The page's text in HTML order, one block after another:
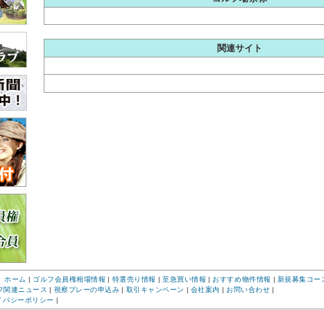
関連サイト
ホーム | ゴルフ会員権相場情報 | 特選売り情報 |至急買い情報 | おすすめ物件情報 | 新規募集コー
関連ニュース | 視察プレーの申込み | 取引キャンペーン | 会社案内 | お問い合わせ |
バシーポリシー |